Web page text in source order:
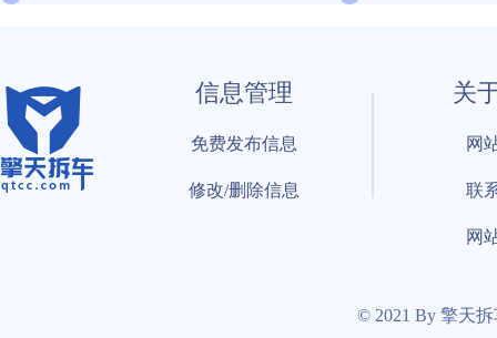
信息管理
免费发布信息
修改/删除信息
关
网
联
网
© 2021 By 擎天